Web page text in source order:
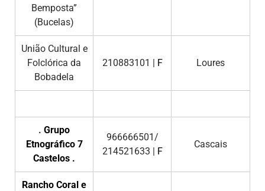
Bemposta”
(Bucelas)
União Cultural e
Folclórica da
Bobadela
210883101 | F Loures
. Grupo
Etnográfico 7
Castelos .
966666501/
214521633 | F
Cascais
Rancho Coral e